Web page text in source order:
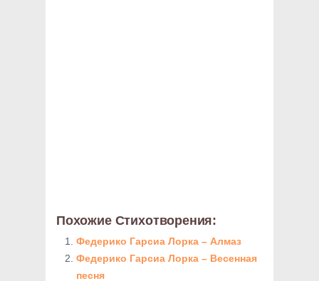
Похожие Стихотворения:
Федерико Гарсиа Лорка – Алмаз
Федерико Гарсиа Лорка – Весенная
песня